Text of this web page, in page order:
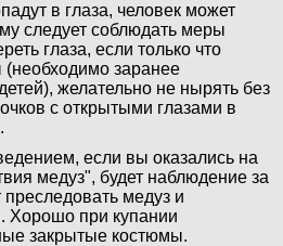
в глаза, человек может
следует соблюдать меры
глаза, если только что
(необходимо заранее
желательно не нырять без
с открытыми глазами в
если вы оказались на
медуз", будет наблюдение за
медуз и
Хорошо при купании
закрытые костюмы.